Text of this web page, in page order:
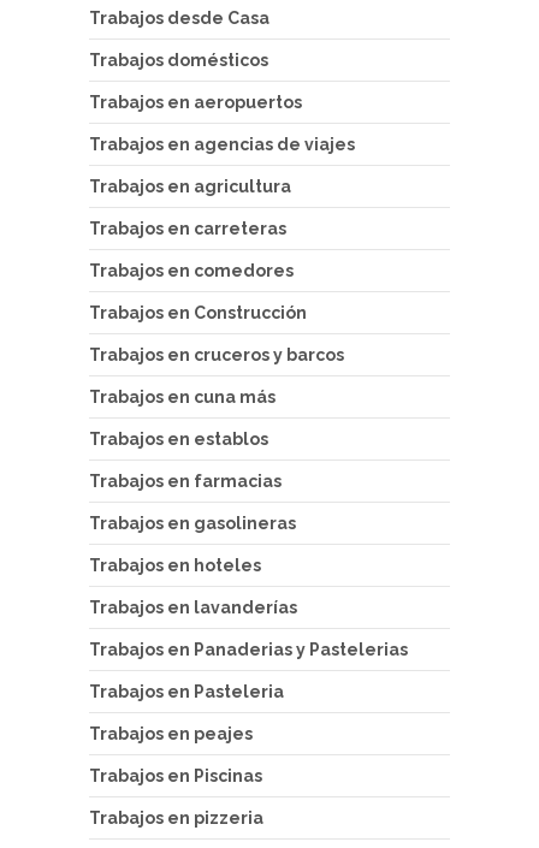
Trabajos desde Casa
Trabajos domésticos
Trabajos en aeropuertos
Trabajos en agencias de viajes
Trabajos en agricultura
Trabajos en carreteras
Trabajos en comedores
Trabajos en Construcción
Trabajos en cruceros y barcos
Trabajos en cuna más
Trabajos en establos
Trabajos en farmacias
Trabajos en gasolineras
Trabajos en hoteles
Trabajos en lavanderías
Trabajos en Panaderias y Pastelerias
Trabajos en Pasteleria
Trabajos en peajes
Trabajos en Piscinas
Trabajos en pizzeria